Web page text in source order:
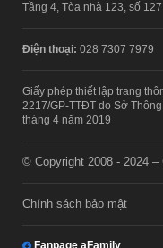
Tầng 4, Tòa nhà 123, số
Điện thoại: 028 7307 7979
Giấy phép thiết lập trang
2217/GP-TTĐT do Sở
tháng 4 năm 2019
© Copyright 2008 - 2024 –
Chính sách bảo mật
Fanpage aFamily